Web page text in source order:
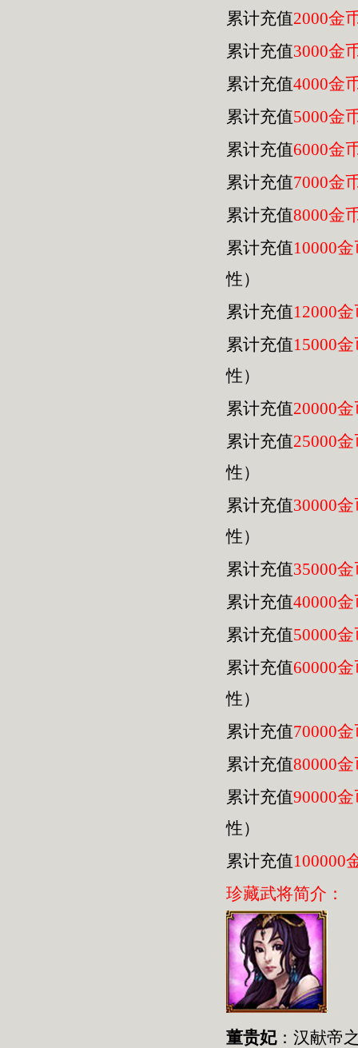
累计充值2000金
累计充值3000金
累计充值4000金
累计充值5000金
累计充值6000金
累计充值7000金
累计充值8000金
累计充值10000
性）
累计充值12000
累计充值15000
性）
累计充值20000
累计充值25000
性）
累计充值30000
性）
累计充值35000
累计充值40000
累计充值50000
累计充值60000
性）
累计充值70000
累计充值80000
累计充值90000
性）
累计充值100000
珍藏武将简介：
董贵妃：汉献帝